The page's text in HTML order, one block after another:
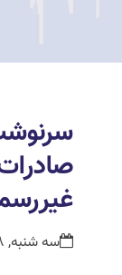
سه شنبه, 28 مرداد,1404 09:46 ق.ظ